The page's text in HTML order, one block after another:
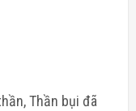
Thần bụi đã